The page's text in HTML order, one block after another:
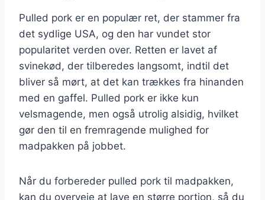
Pulled pork er en populær ret, der stammer fra
det sydlige USA, og den har vundet stor
popularitet verden over. Retten er lavet af
svinekød, der tilberedes langsomt, indtil det
bliver så mørt, at det kan trækkes fra hinanden
med en gaffel. Pulled pork er ikke kun
velsmagende, men også utrolig alsidig, hvilket
gør den til en fremragende mulighed for
madpakken på jobbet.
Når du forbereder pulled pork til madpakken,
kan du overveje at lave en større portion, så du